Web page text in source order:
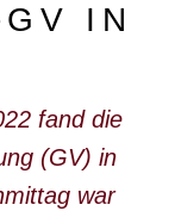
IN
fand die
(GV) in
war